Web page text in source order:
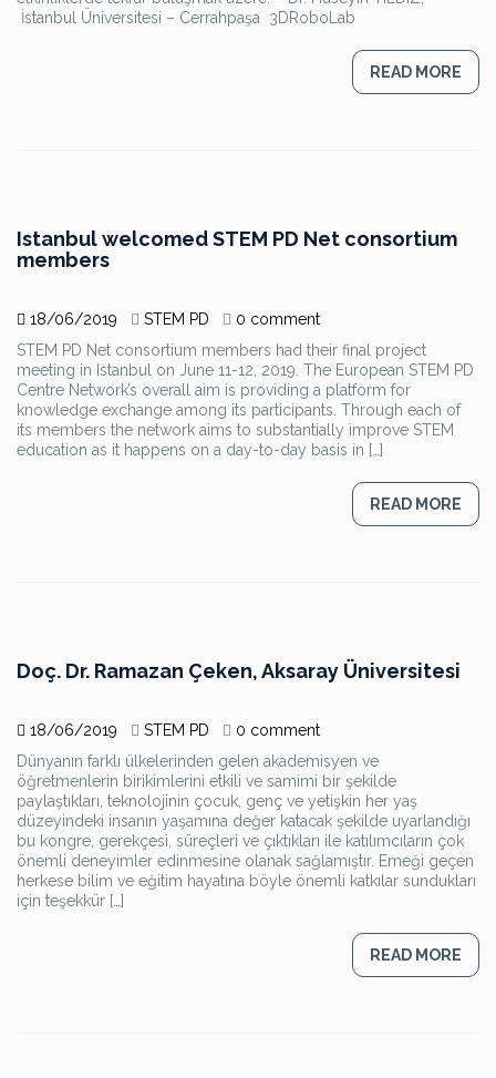
İstanbul Üniversitesi – Cerrahpaşa 3DRoboLab
READ MORE
Istanbul welcomed STEM PD Net consortium
members
18/06/2019 STEM PD
0 comment
STEM PD Net consortium members had their final project
meeting in Istanbul on June 11-12, 2019. The European STEM PD
Centre Network’s overall aim is providing a platform for
knowledge exchange among its participants. Through each of
its members the network aims to substantially improve STEM
education as it happens on a day-to-day basis in […]
READ MORE
Doç. Dr. Ramazan Çeken, Aksaray Üniversitesi
18/06/2019 STEM PD
0 comment
Dünyanın farklı ülkelerinden gelen akademisyen ve
öğretmenlerin birikimlerini etkili ve samimi bir şekilde
paylaştıkları, teknolojinin çocuk, genç ve yetişkin her yaş
düzeyindeki insanın yaşamına değer katacak şekilde uyarlandığı
bu kongre, gerekçesi, süreçleri ve çıktıkları ile katılımcıların çok
önemli deneyimler edinmesine olanak sağlamıştır. Emeği geçen
herkese bilim ve eğitim hayatına böyle önemli katkılar sundukları
için teşekkür […]
READ MORE